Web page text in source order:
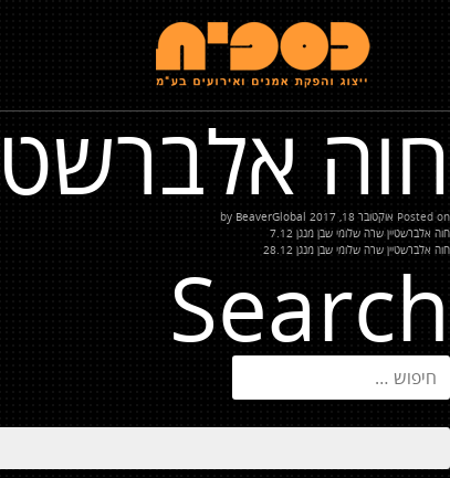
חוה
Posted on אוקטובר 18, 2017 BeaverGlobal
ניווט
חוה אלברשטיין שרה שלומי שבן מנגן 7.12
חוה אלברשטיין שרה שלומי שבן מנגן 28.12
Search
חיפוש: